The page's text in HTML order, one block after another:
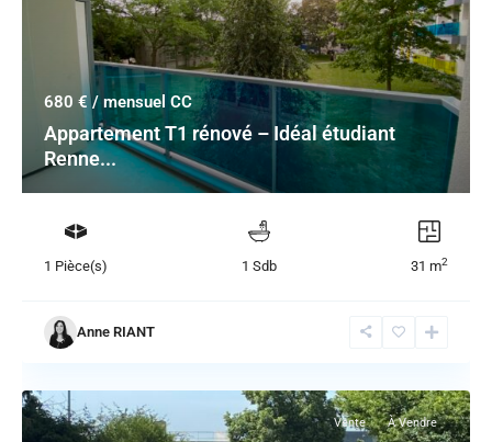
680 €/ mensuel CC
Appartement T1 rénové – Idéal étudiant
Renne...
1 Pièce(s) 1 Sdb 31 m2
Anne RIANT
Vente À Vendre